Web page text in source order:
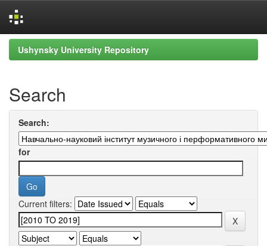
Skip
navigation
Ushynsky University Repository
Search
Search:
for
Current filters: